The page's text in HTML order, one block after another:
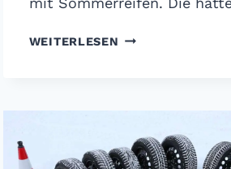
WEITERLESEN ADAC
WINTERREIFEN